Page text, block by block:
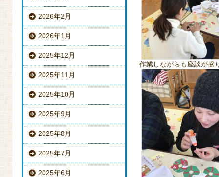
2026年2月
2026年1月
2025年12月
2025年11月
2025年10月
2025年9月
2025年8月
2025年7月
2025年6月
作業しながらも座談が盛